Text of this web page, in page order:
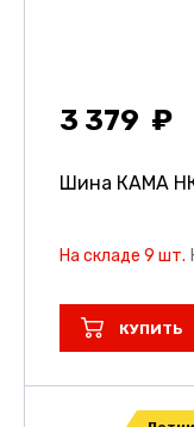
3 379
Шина КАМА
На складе 9 шт.
КУПИТЬ